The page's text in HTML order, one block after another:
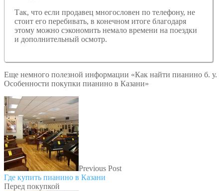
Так, что если продавец многословен по телефону, не
стоит его перебивать, в конечном итоге благодаря
этому можно сэкономить немало времени на поездки
и дополнительный осмотр.
Еще немного полезной информации «Как найти пианино б. у.
Особенности покупки пианино в Казани»
Previous Post
Где купить пианино в Казани
Перед покупкой